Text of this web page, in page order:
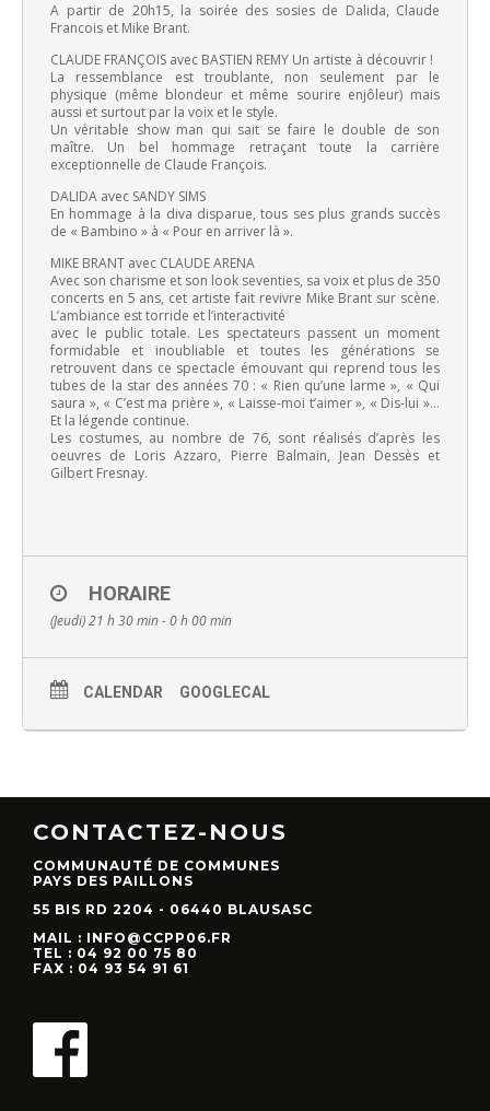
A partir de 20h15, la soirée des sosies de Dalida, Claude
Francois et Mike Brant.
CLAUDE FRANÇOIS avec BASTIEN REMY Un artiste à découvrir !
La ressemblance est troublante, non seulement par le
physique (même blondeur et même sourire enjôleur) mais
aussi et surtout par la voix et le style.
Un véritable show man qui sait se faire le double de son
maître. Un bel hommage retraçant toute la carrière
exceptionnelle de Claude François.
DALIDA avec SANDY SIMS
En hommage à la diva disparue, tous ses plus grands succès
de « Bambino » à « Pour en arriver là ».
MIKE BRANT avec CLAUDE ARENA
Avec son charisme et son look seventies, sa voix et plus de 350
concerts en 5 ans, cet artiste fait revivre Mike Brant sur scène.
L’ambiance est torride et l’interactivité
avec le public totale. Les spectateurs passent un moment
formidable et inoubliable et toutes les générations se
retrouvent dans ce spectacle émouvant qui reprend tous les
tubes de la star des années 70 : « Rien qu’une larme », « Qui
saura », « C’est ma prière », « Laisse-moi t’aimer », « Dis-lui »…
Et la légende continue.
Les costumes, au nombre de 76, sont réalisés d’après les
oeuvres de Loris Azzaro, Pierre Balmain, Jean Dessès et
Gilbert Fresnay.
HORAIRE
(Jeudi) 21 h 30 min - 0 h 00 min
CALENDAR GOOGLECAL
CONTACTEZ-NOUS
COMMUNAUTÉ DE COMMUNES
PAYS DES PAILLONS
55 BIS RD 2204 - 06440 BLAUSASC
MAIL : INFO@CCPP06.FR
TEL : 04 92 00 75 80
FAX : 04 93 54 91 61